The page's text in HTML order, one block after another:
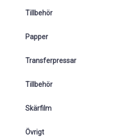
Tillbehör
Papper
Transferpressar
Tillbehör
Skärfilm
Övrigt